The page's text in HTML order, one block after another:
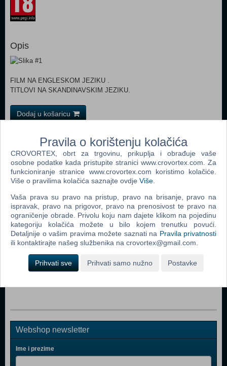
Opis
FILM NA ENGLESKOM JEZIKU .
TITLOVI NA SKANDINAVSKIM JEZIKU.
Dodaj u košaricu
Popularno
Egzorcizam Emily Rose (ENG) (N) (The Exorcism Emily
Rose Blu-Ray)
28 Tjedana Kasnije (28 Weeks Later Blu-Ray)
13 Duhova (13 Ghosts Blu-Ray)
Karantena (Quarantine Blu-Ray)
Beživotni Svemir: Propast (Dead Space: Downfall Blu-
Ray)
Resident Evil Degeneracija (Resident Evil -Degeneration
Blu-Ray)
Webshop newsletter
Ime i prezime
Pravila o korištenju kolačića
CROVORTEX, obrt za trgovinu, prikuplja i obrađuje vaše
osobne podatke kada pristupite stranici www.crovortex.com. Za
funkcioniranje stranice www.crovortex.com koristimo kolačiće.
Više o pravilima kolačića saznajte ovdje Više
Vaša prava su pravo na pristup, pravo na brisanje, pravo na
ispravak, pravo na prigovor, pravo na prenosivost te pravo na
ograničenje obrade. Privolu koju nam dajete klikom na pojedinu
kategoriju kolačića možete u bilo kojem trenutku povući.
Detaljnije o vašim pravima možete saznati na Pravila privatnosti
ili kontaktirajte našeg službenika na crovortex@gmail.com.
Prihvati sve Prihvati samo nužno Postavke